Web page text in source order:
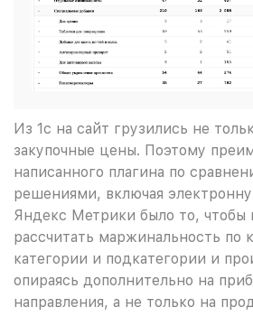
Из 1с на сайт грузились не
закупочные цены. Поэтому
написанного плагина по
решениями, включая
Яндекс Метрики было то, чтобы
рассчитать маржинальность по
категории и подкатегории и
опираясь дополнительно на
направления, а не только на